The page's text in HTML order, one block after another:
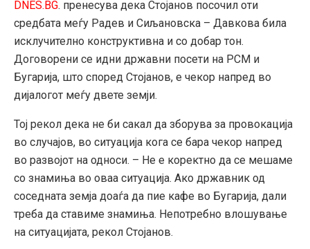
DNES.BG. пренесува дека Стојанов посочил оти
средбата меѓу Радев и Сиљановска – Давкова била
исклучително конструктивна и со добар тон.
Договорени се идни државни посети на РСМ и
Бугарија, што според Стојанов, е чекор напред во
дијалогот меѓу двете земји.
Тој рекол дека не би сакал да зборува за провокација
во случајов, во ситуација кога се бара чекор напред
во развојот на односи. – Не е коректно да се мешаме
со знамиња во оваа ситуација. Ако државник од
соседната земја доаѓа да пие кафе во Бугарија, дали
треба да ставиме знамиња. Непотребно влошување
на ситуацијата, рекол Стојанов.